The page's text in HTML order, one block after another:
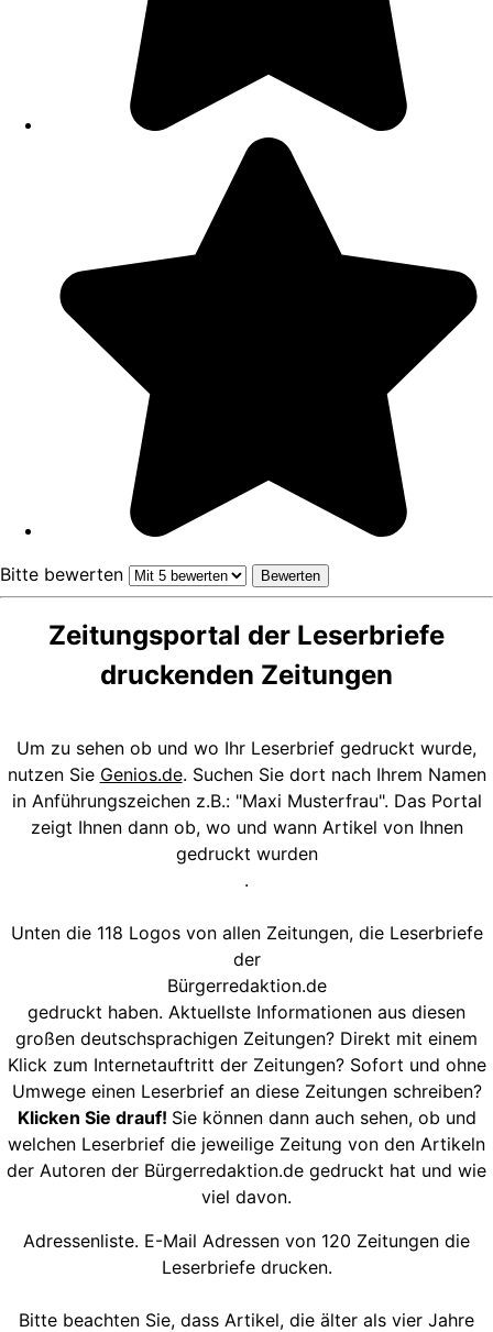
Bitte bewerten
Zeitungsportal der Leserbriefe
druckenden Zeitungen
Um zu sehen ob und wo Ihr Leserbrief gedruckt wurde,
nutzen Sie Genios.de. Suchen Sie dort nach Ihrem Namen
in Anführungszeichen z.B.: "Maxi Musterfrau". Das Portal
zeigt Ihnen dann ob, wo und wann Artikel von Ihnen
gedruckt wurden
.
Unten die 118 Logos von allen Zeitungen, die Leserbriefe
der
Bürgerredaktion.de
gedruckt haben. Aktuellste Informationen aus diesen
großen deutschsprachigen Zeitungen? Direkt mit einem
Klick zum Internetauftritt der Zeitungen? Sofort und ohne
Umwege einen Leserbrief an diese Zeitungen schreiben?
Klicken Sie drauf! Sie können dann auch sehen, ob und
welchen Leserbrief die jeweilige Zeitung von den Artikeln
der Autoren der Bürgerredaktion.de gedruckt hat und wie
viel davon.
Adressenliste. E-Mail Adressen von 120 Zeitungen die
Leserbriefe drucken.
Bitte beachten Sie, dass Artikel, die älter als vier Jahre